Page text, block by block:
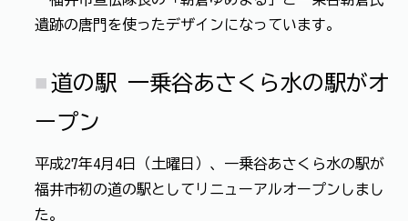
遺跡の唐門を使ったデザインになっています。
道の駅 一乗谷あさくら水の駅がオ
ープン
平成27年4月4日（土曜日）、一乗谷あさくら水の駅が
福井市初の道の駅としてリニューアルオープンしまし
た。